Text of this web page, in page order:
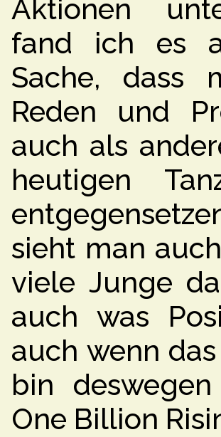
Aktionen
fand ich es
Sache, dass
Reden und
auch als
heutigen
sieht man
viele Junge
auch was
auch wenn
bin
One Billion